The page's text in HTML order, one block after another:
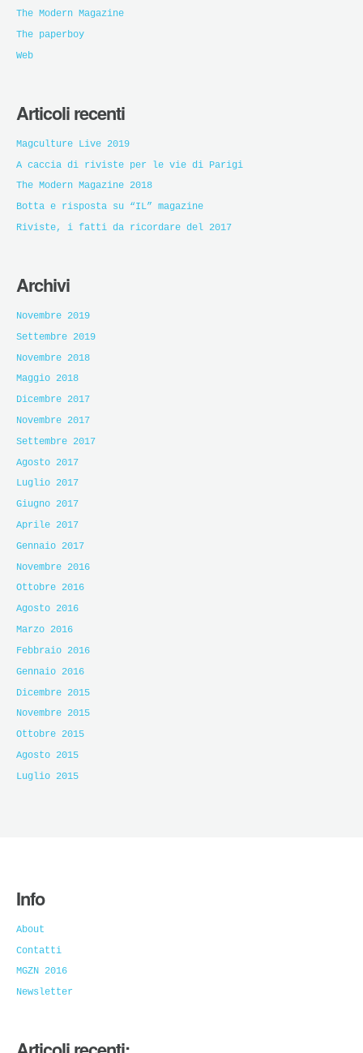
The Modern Magazine
The paperboy
Web
Articoli recenti
Magculture Live 2019
A caccia di riviste per le vie di Parigi
The Modern Magazine 2018
Botta e risposta su “IL” magazine
Riviste, i fatti da ricordare del 2017
Archivi
Novembre 2019
Settembre 2019
Novembre 2018
Maggio 2018
Dicembre 2017
Novembre 2017
Settembre 2017
Agosto 2017
Luglio 2017
Giugno 2017
Aprile 2017
Gennaio 2017
Novembre 2016
Ottobre 2016
Agosto 2016
Marzo 2016
Febbraio 2016
Gennaio 2016
Dicembre 2015
Novembre 2015
Ottobre 2015
Agosto 2015
Luglio 2015
Info
About
Contatti
MGZN 2016
Newsletter